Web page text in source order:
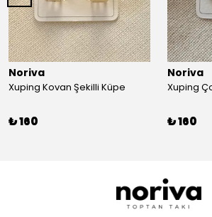
Noriva
Xuping Kovan Şekilli Küpe
₺ 160
Noriva
₺ 160